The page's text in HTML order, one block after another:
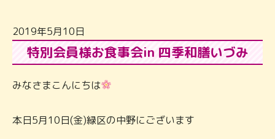
2019年5月10日
特別会員様お食事会in 四季和膳いづみ
みなさまこんにちは
本日5月10日(金)緑区の中野にございます